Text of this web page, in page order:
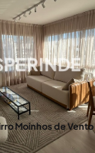
Moinhos de Vento